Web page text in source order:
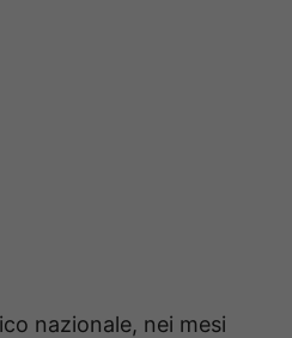
nazionale, nei mesi